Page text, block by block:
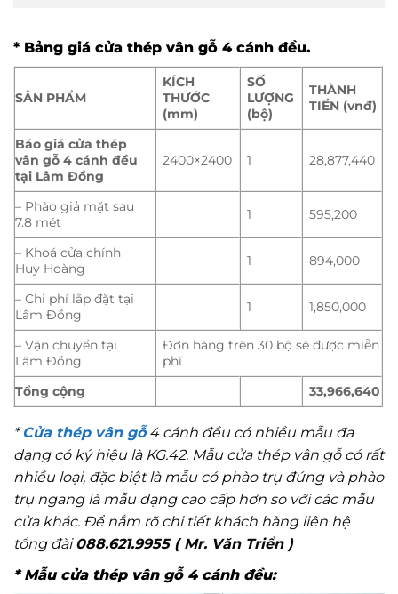
* Bảng giá cửa thép vân gỗ 4 cánh đều.
SẢN PHẨM
KÍCH
THƯỚC
(mm)
SỐ
LƯỢNG
(bộ)
THÀNH
TIỀN (vnđ)
Báo giá cửa thép
vân gỗ 4 cánh đều
tại Lâm Đồng
2400×2400 1 28,877,440
– Phào giả mặt sau
7.8 mét
1 595,200
– Khoá cửa chính
Huy Hoàng
1 894,000
– Chi phí lắp đặt tại
Lâm Đồng
1 1,850,000
– Vận chuyển tại
Lâm Đồng
Đơn hàng trên 30 bộ sẽ được miễn
phí
Tổng cộng
33,966,640
*Cửa thép vân gỗ4 cánh đều có nhiều mẫu đa
dạng có ký hiệu là KG.42. Mẫu cửa thép vân gỗ có rất
nhiều loại, đặc biệt là mẫu có phào trụ đứng và phào
trụ ngang là mẫu dạng cao cấp hơn so với các mẫu
cửa khác. Để nắm rõ chi tiết khách hàng liên hệ
tổng đài088.621.9955 ( Mr. Văn Triển )
* Mẫu cửa thép vân gỗ 4 cánh đều: